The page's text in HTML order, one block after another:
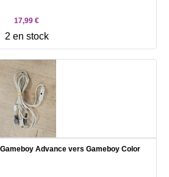
17,99 €
2 en stock
Advance vers Gameboy Color